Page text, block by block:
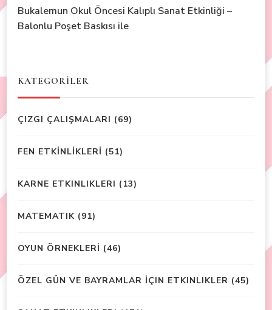
Bukalemun Okul Öncesi Kalıplı Sanat Etkinliği –
Balonlu Poşet Baskısı ile
KATEGORİLER
ÇIZGI ÇALIŞMALARI (69)
FEN ETKİNLİKLERİ (51)
KARNE ETKINLIKLERI (13)
MATEMATIK (91)
OYUN ÖRNEKLERİ (46)
ÖZEL GÜN VE BAYRAMLAR İÇIN ETKINLIKLER (45)